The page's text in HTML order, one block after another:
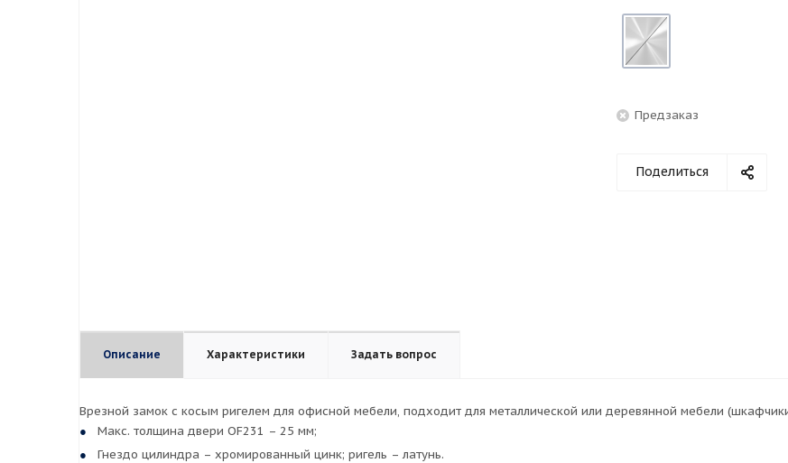
Предзаказ
Поделиться
Описание Характеристики Задать вопрос
Врезной замок с косым ригелем для офисной мебели, подходит для металлической или деревянной мебели
Макс. толщина двери OF231 – 25 мм;
Гнездо цилиндра – хромированный цинк; ригель – латунь.